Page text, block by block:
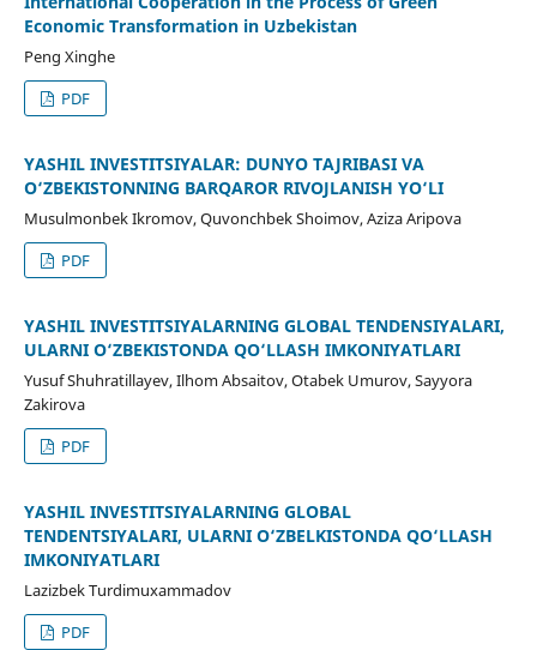
Economic Transformation in Uzbekistan
Peng Xinghe
PDF
YASHIL INVESTITSIYALAR: DUNYO TAJRIBASI VA
O‘ZBEKISTONNING BARQAROR RIVOJLANISH YO‘LI
Musulmonbek Ikromov, Quvonchbek Shoimov, Aziza Aripova
PDF
YASHIL INVESTITSIYALARNING GLOBAL TENDENSIYALARI,
ULARNI O‘ZBEKISTONDA QO‘LLASH IMKONIYATLARI
Yusuf Shuhratillayev, Ilhom Absaitov, Otabek Umurov, Sayyora
Zakirova
PDF
YASHIL INVESTITSIYALARNING GLOBAL
TENDENTSIYALARI, ULARNI O‘ZBELKISTONDA QO‘LLASH
IMKONIYATLARI
Lazizbek Turdimuxammadov
PDF